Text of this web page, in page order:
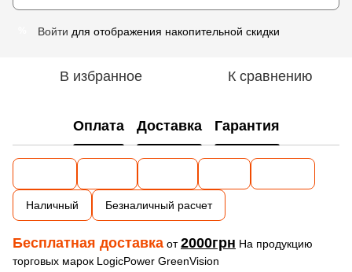
Войти для отображения накопительной скидки
В избранное К сравнению
Оплата Доставка Гарантия
Наличный Безналичный расчет
Бесплатная доставка от2000грн На продукцию
торговых марок LogicPower GreenVision